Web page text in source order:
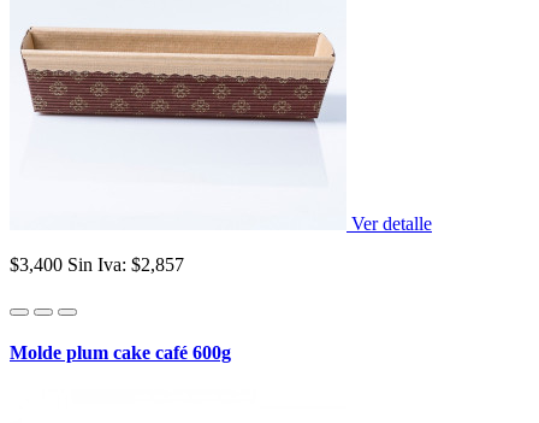
Ver detalle
$3,400 Sin Iva: $2,857
Molde plum cake café 600g